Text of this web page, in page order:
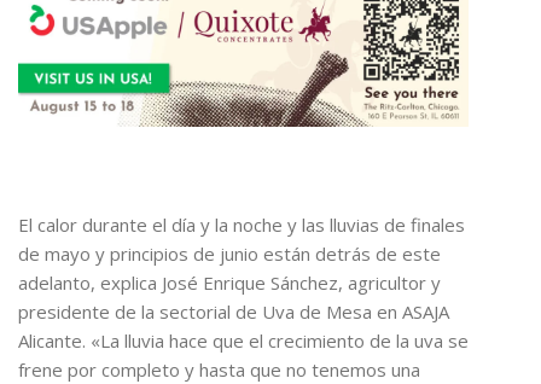
El calor durante el día y la noche y las lluvias de finales
de mayo y principios de junio están detrás de este
adelanto, explica José Enrique Sánchez, agricultor y
presidente de la sectorial de Uva de Mesa en ASAJA
Alicante. «La lluvia hace que el crecimiento de la uva se
frene por completo y hasta que no tenemos una